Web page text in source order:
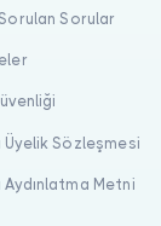
Sorular
Sözleşmesi
Aydınlatma Metni